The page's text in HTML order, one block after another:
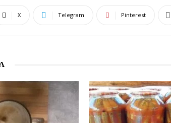
X Telegram Pinterest